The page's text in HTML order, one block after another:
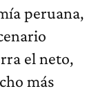
peruana,
el neto,
más